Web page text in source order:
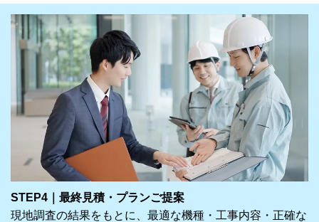
STEP4｜最終見積・プランご提案
現地調査の結果をもとに、最適な機種・工事内容・正確な